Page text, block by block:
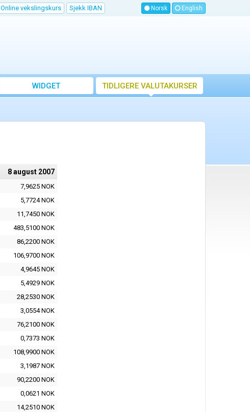
Online vekslingskurs Sjekk IBAN Norsk English
WIDGET TIDLIGERE VALUTAKURSER
8 august 2007
7,9625 NOK
5,7724 NOK
11,7450 NOK
483,5100 NOK
86,2200 NOK
106,9700 NOK
4,9645 NOK
5,4929 NOK
28,2530 NOK
3,0554 NOK
76,2100 NOK
0,7373 NOK
108,9900 NOK
3,1987 NOK
90,2200 NOK
0,0621 NOK
14,2510 NOK